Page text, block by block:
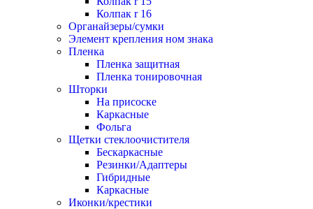
Колпак r 16
Органайзеры/сумки
Элемент крепления ном знака
Пленка
Пленка защитная
Пленка тонировочная
Шторки
На присоске
Каркасные
Фольга
Щетки стеклоочистителя
Бескаркасные
Резинки/Адаптеры
Гибридные
Каркасные
Иконки/крестики